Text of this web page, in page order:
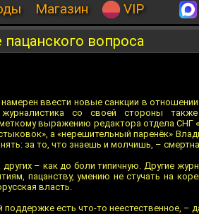
Магазин VIP
вопроса
ввести новые санкции в
со своей стороны
меткому выражению редактора отдела
а «нерешительный паренёк»
за то, что знаешь и молчишь, –
– как до боли типичную. Другие
пацанству, умению не стучать на
власть.
есть что-то неестественное, –